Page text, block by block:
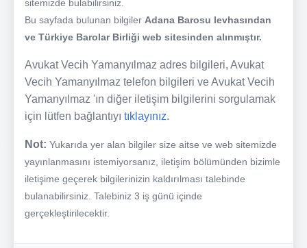
sitemizde bulabilirsiniz.
Bu sayfada bulunan bilgiler Adana Barosu levhasından
ve Türkiye Barolar Birliği web sitesinden alınmıştır.
Avukat Vecih Yamanyılmaz adres bilgileri, Avukat
Vecih Yamanyılmaz telefon bilgileri ve Avukat Vecih
Yamanyılmaz 'ın diğer iletişim bilgilerini sorgulamak
için lütfen bağlantıyı tıklayınız.
Not: Yukarıda yer alan bilgiler size aitse ve web sitemizde
yayınlanmasını istemiyorsanız, iletişim bölümünden bizimle
iletişime geçerek bilgilerinizin kaldırılması talebinde
bulanabilirsiniz. Talebiniz 3 iş günü içinde
gerçekleştirilecektir.